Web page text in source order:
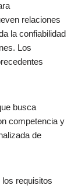
relaciones
la confiabilidad
Los
busca
competencia y
de
requisitos